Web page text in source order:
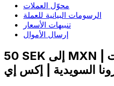
محوّل العملات
الرسومات البيانية للعملة
تنبيهات الأسعار
إرسال الأموال
50 SEK إلى MXN | حوِّل - إلى عملات